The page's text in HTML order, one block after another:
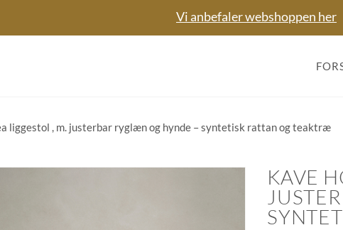
Vi anbefaler webshoppen her
liggestol , m. justerbar ryglæn og hynde – syntetisk rattan og teaktræ
KAVE